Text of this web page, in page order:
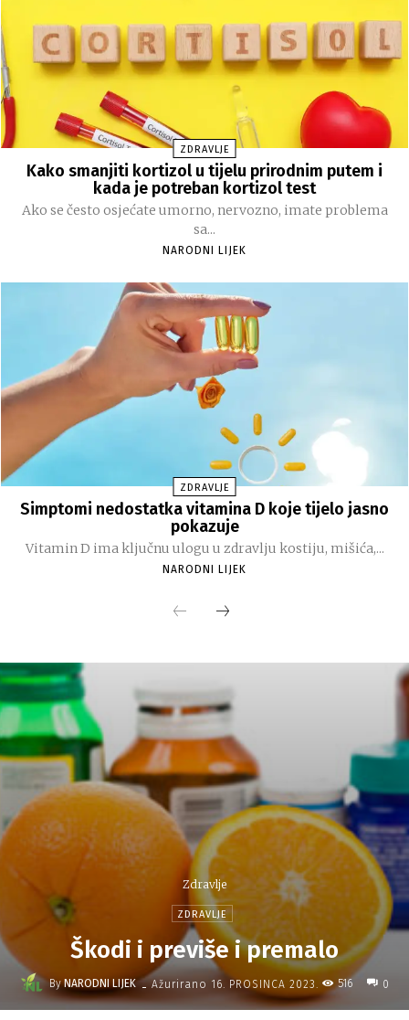
ZDRAVLJE
Kako smanjiti kortizol u tijelu prirodnim putem i
kada je potreban kortizol test
Ako se često osjećate umorno, nervozno, imate problema
sa...
NARODNI LIJEK
ZDRAVLJE
Simptomi nedostatka vitamina D koje tijelo jasno
pokazuje
Vitamin D ima ključnu ulogu u zdravlju kostiju, mišića,...
NARODNI LIJEK